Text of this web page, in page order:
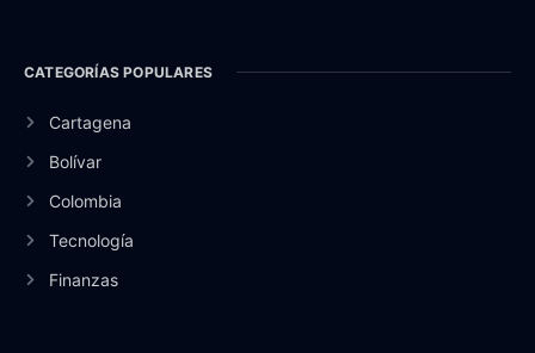
CATEGORÍAS POPULARES
Cartagena
Bolívar
Colombia
Tecnología
Finanzas